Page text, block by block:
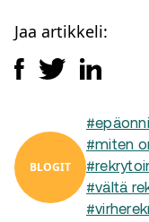
Jaa artikkeli:
BLOGIT
#miten
#vältä